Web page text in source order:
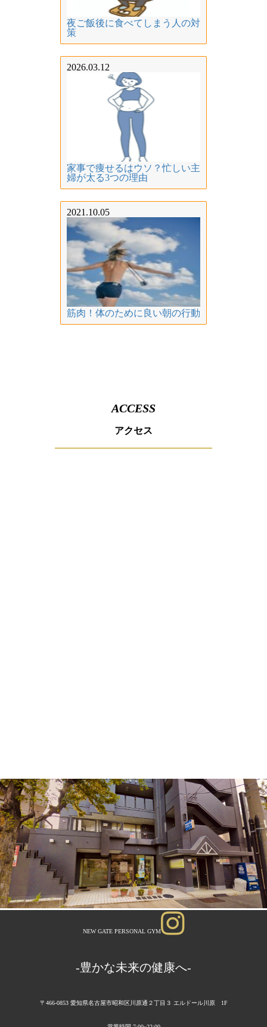
夜ご飯後に食べてしまう人の対
策
2026.03.12
家事で痩せるはウソ？忙しい主
婦が太る3つの理由
2021.10.05
筋肉！体のために良い朝の行動
ACCESS
アクセス
NEW GATE PERSONAL GYM
-豊かな未来の健康へ-
〒466-0853 愛知県名古屋市昭和区川原通２丁目３ エルドール川原 1F